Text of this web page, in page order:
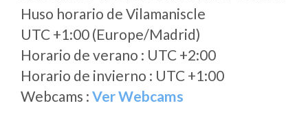
Huso horario de Vilamaniscle
UTC +1:00 (Europe/Madrid)
Horario de verano : UTC +2:00
Horario de invierno : UTC +1:00
Webcams : Ver Webcams